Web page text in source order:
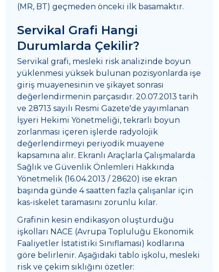
(MR, BT) geçmeden önceki ilk basamaktır.
Servikal Grafi Hangi
Durumlarda Çekilir?
Servikal grafi, mesleki risk analizinde boyun
yüklenmesi yüksek bulunan pozisyonlarda işe
giriş muayenesinin ve şikayet sonrası
değerlendirmenin parçasıdır. 20.07.2013 tarih
ve 28713 sayılı Resmi Gazete'de yayımlanan
İşyeri Hekimi Yönetmeliği, tekrarlı boyun
zorlanması içeren işlerde radyolojik
değerlendirmeyi periyodik muayene
kapsamına alır. Ekranlı Araçlarla Çalışmalarda
Sağlık ve Güvenlik Önlemleri Hakkında
Yönetmelik (16.04.2013 / 28620) ise ekran
başında günde 4 saatten fazla çalışanlar için
kas-iskelet taramasını zorunlu kılar.
Grafinin kesin endikasyon oluşturduğu
işkolları NACE (Avrupa Topluluğu Ekonomik
Faaliyetler İstatistiki Sınıflaması) kodlarına
göre belirlenir. Aşağıdaki tablo işkolu, mesleki
risk ve çekim sıklığını özetler: